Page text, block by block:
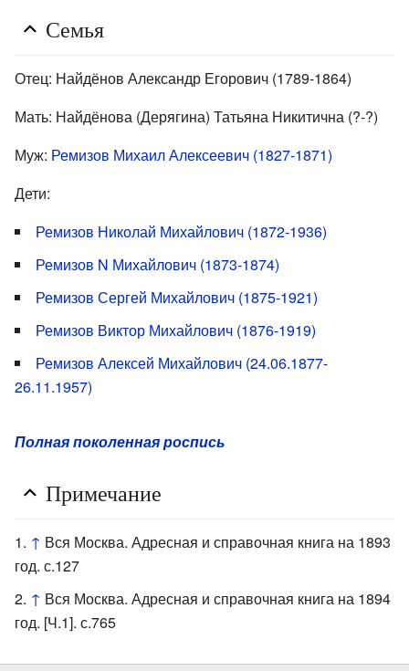
Семья
Отец: Найдёнов Александр Егорович (1789-1864)
Мать: Найдёнова (Дерягина) Татьяна Никитична (?-?)
Муж: Ремизов Михаил Алексеевич (1827-1871)
Дети:
Ремизов Николай Михайлович (1872-1936)
Ремизов N Михайлович (1873-1874)
Ремизов Сергей Михайлович (1875-1921)
Ремизов Виктор Михайлович (1876-1919)
Ремизов Алексей Михайлович (24.06.1877-
26.11.1957)
Полная поколенная роспись
Примечание
↑ Вся Москва. Адресная и справочная книга на 1893
год. с.127
↑ Вся Москва. Адресная и справочная книга на 1894
год. [Ч.1]. с.765